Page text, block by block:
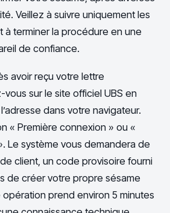
Veillez à suivre uniquement les
à terminer la procédure en une
de confiance.
avoir reçu votre lettre
vous sur le site officiel UBS en
dans votre navigateur.
« Première connexion » ou «
Le système vous demandera de
client, un code provisoire fourni
de créer votre propre sésame
prend environ 5 minutes